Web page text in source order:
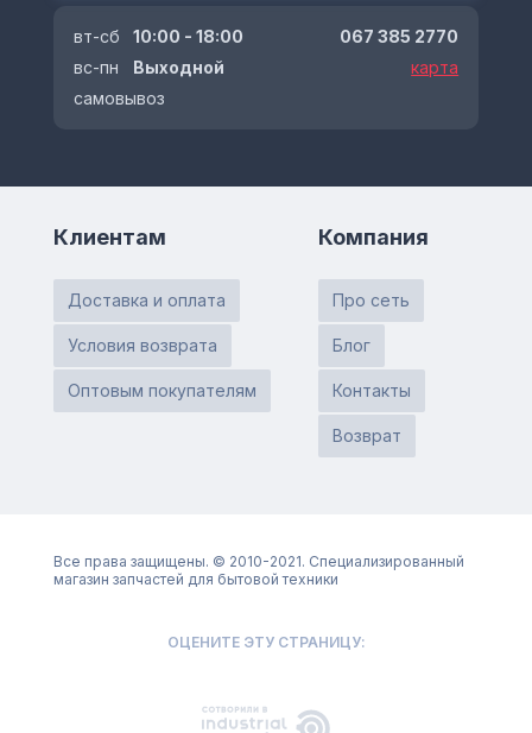
вт-сб
10:00 - 18:00
вс-пн
Выходной
самовывоз
067 385 2770
карта
Клиентам
Доставка и оплата
Условия возврата
Оптовым покупателям
Компания
Про сеть
Блог
Контакты
Возврат
Все права защищены. © 2010-2021. Специализированный
магазин запчастей для бытовой техники
ОЦЕНИТЕ ЭТУ СТРАНИЦУ: